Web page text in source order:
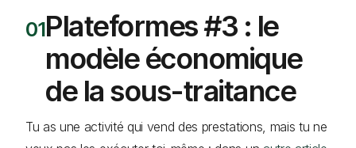
Plateformes #3 : le
modèle économique
de la sous-traitance
Tu as une activité qui vend des prestations, mais tu ne